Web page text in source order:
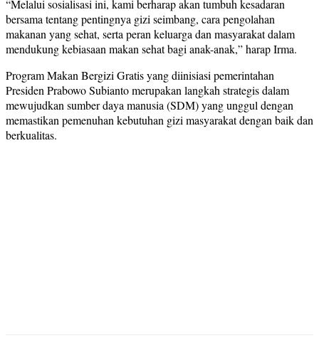
“Melalui sosialisasi ini, kami berharap akan tumbuh kesadaran
bersama tentang pentingnya gizi seimbang, cara pengolahan
makanan yang sehat, serta peran keluarga dan masyarakat dalam
mendukung kebiasaan makan sehat bagi anak-anak,” harap Irma.
Program Makan Bergizi Gratis yang diinisiasi pemerintahan
Presiden Prabowo Subianto merupakan langkah strategis dalam
mewujudkan sumber daya manusia (SDM) yang unggul dengan
memastikan pemenuhan kebutuhan gizi masyarakat dengan baik dan
berkualitas.